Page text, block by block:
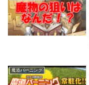
魔道バーニング